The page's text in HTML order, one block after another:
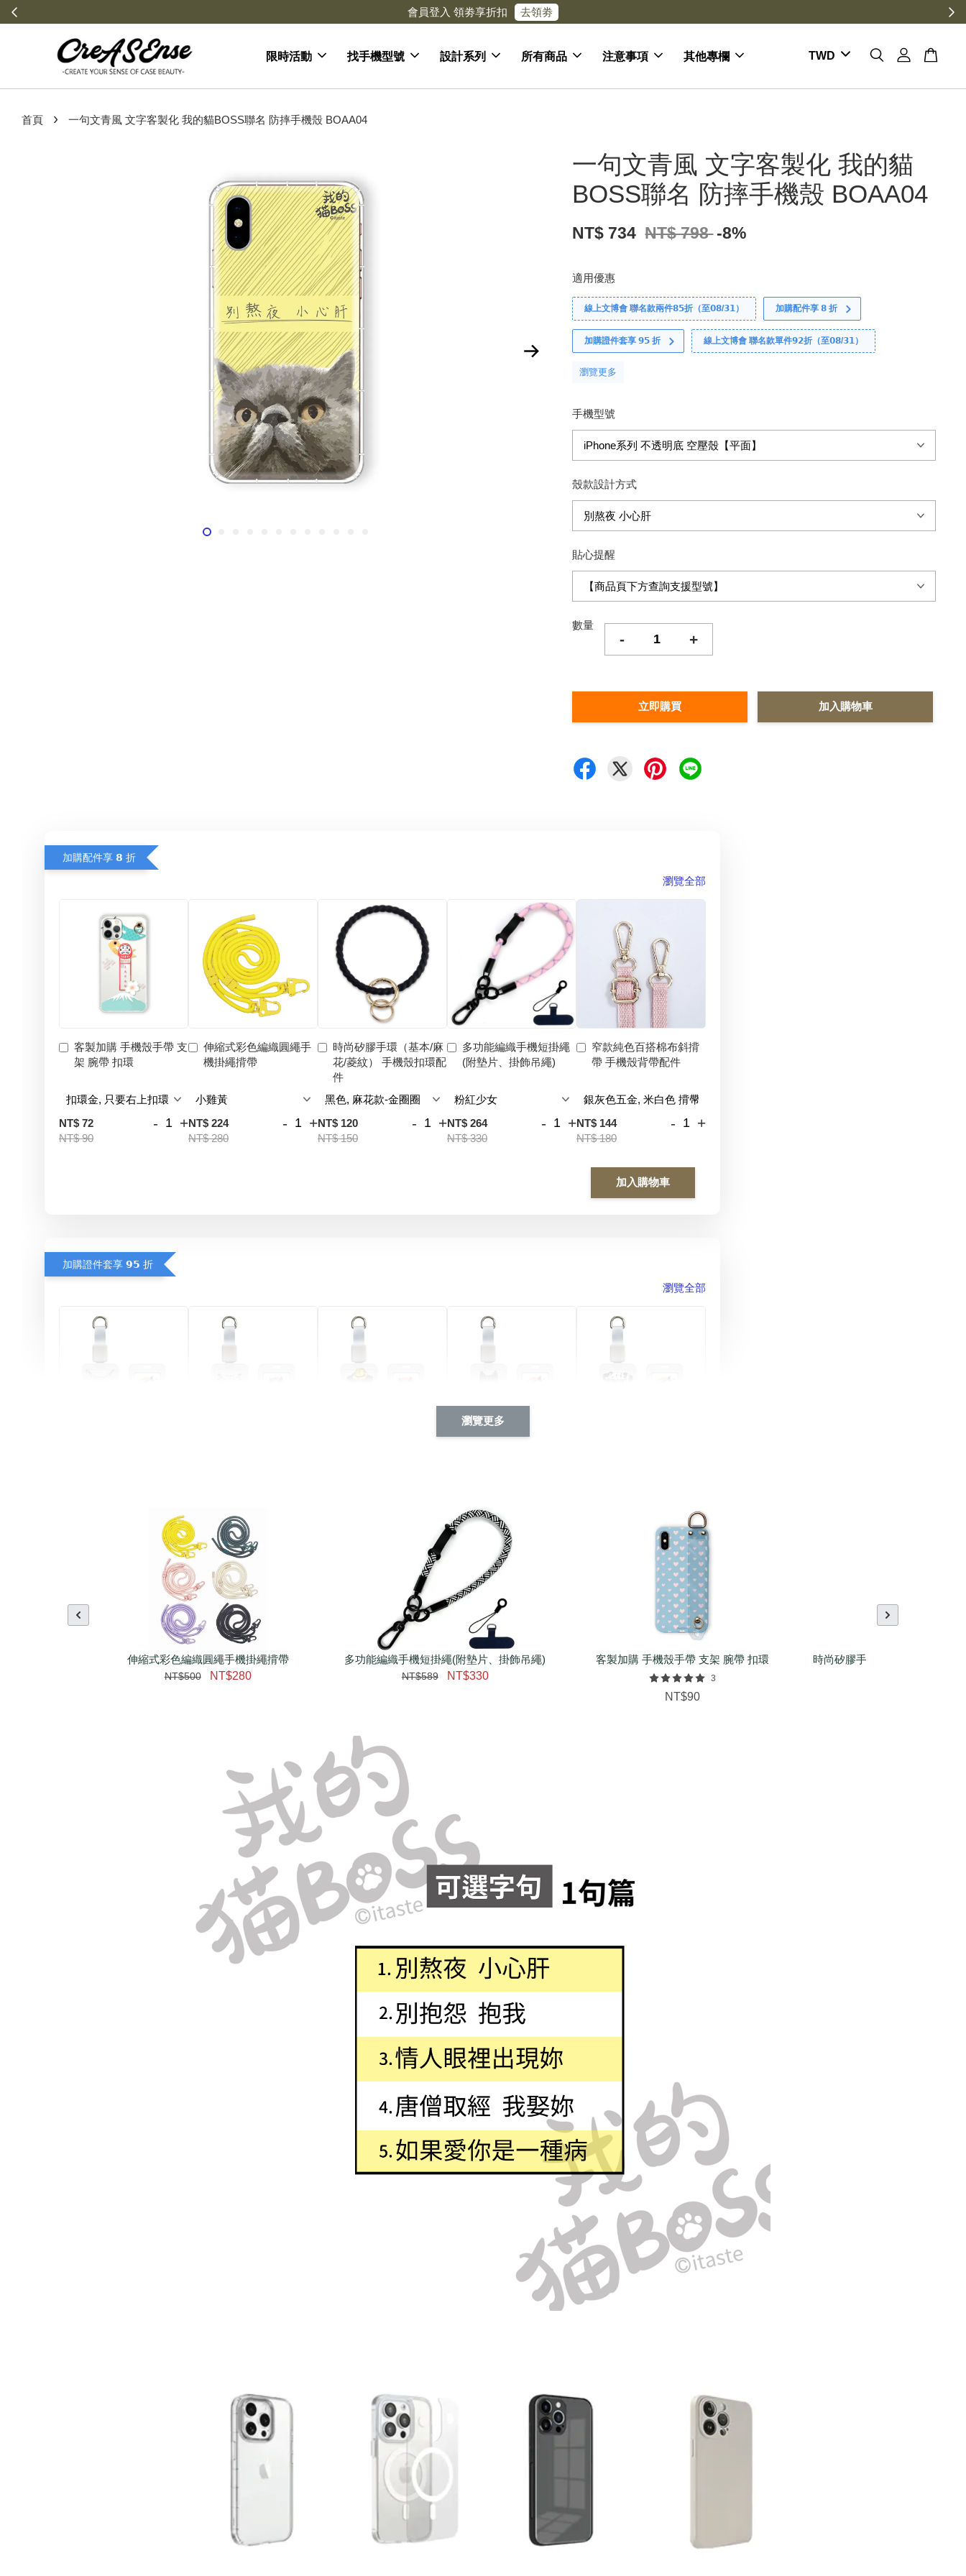
會員登入 領劵享折扣 去領劵
限時活動 找手機型號 設計系列 所有商品 注意事項 其他專欄
首頁 › 一句文青風 文字客製化 我的貓BOSS聯名 防摔手機殼 BOAA04
一句文青風 文字客製化 我的貓
BOSS聯名 防摔手機殼 BOAA04
NT$ 734 NT$ 798 -8%
適用優惠
線上文博會 聯名款兩件𝟴𝟱折（至𝟬𝟴/𝟯𝟭） 加購配件享 𝟴 折
加購證件套享 𝟵𝟱 折 線上文博會 聯名款單件𝟵𝟮折（至𝟬𝟴/𝟯𝟭）
瀏覽更多
手機型號
殼款設計方式
貼心提醒
數量
- +
立即購買 加入購物車
加購配件享 𝟴 折
瀏覽全部
客製加購 手機殼手帶 支
架 腕帶 扣環
NT$ 72
NT$ 90
- +
伸縮式彩色編織圓繩手
機掛繩揹帶
NT$ 224
NT$ 280
- +
時尚矽膠手環（基本/麻
花/菱紋） 手機殼扣環配
件
NT$ 120
NT$ 150
- +
多功能編織手機短掛繩
(附墊片、掛飾吊繩)
NT$ 264
NT$ 330
- +
窄款純色百搭棉布斜揹
帶 手機殼背帶配件
NT$ 144
NT$ 180
- +
加入購物車
加購證件套享 𝟵𝟱 折
瀏覽全部
+NT$ 214
NT$ 225
+NT$ 214
NT$ 225
- +
加入購物車
瀏覽更多
瀏覽更多
伸縮式彩色編織圓繩手機掛繩揹帶
NT$500 NT$280
多功能編織手機短掛繩(附墊片、掛飾吊繩)
NT$589 NT$330
客製加購 手機殼手帶 支架 腕帶 扣環
3
NT$90
時尚矽膠手環（基本/麻花/菱紋